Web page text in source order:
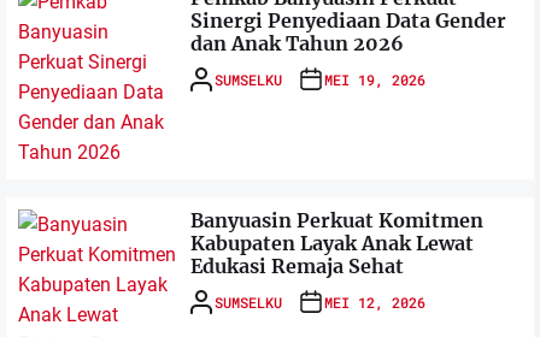
Sinergi Penyediaan Data Gender
dan Anak Tahun 2026
SUMSELKU MEI 19, 2026
Banyuasin Perkuat Komitmen
Kabupaten Layak Anak Lewat
Edukasi Remaja Sehat
SUMSELKU MEI 12, 2026